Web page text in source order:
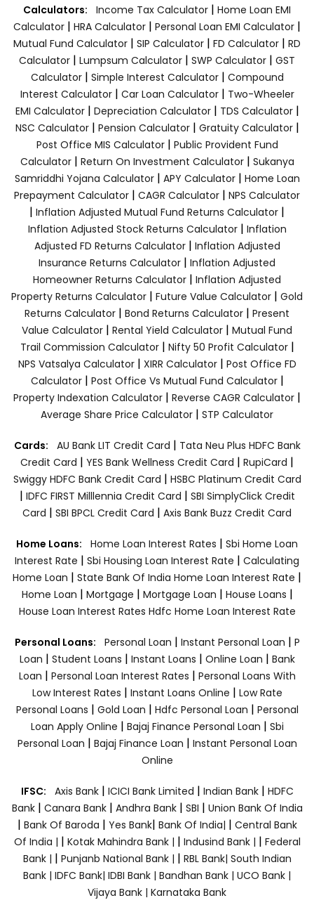
Calculators: Income Tax Calculator | Home Loan EMI
Calculator | HRA Calculator | Personal Loan EMI Calculator |
Mutual Fund Calculator | SIP Calculator | FD Calculator | RD
Calculator | Lumpsum Calculator | SWP Calculator | GST
Calculator| Simple Interest Calculator| Compound
Interest Calculator| Car Loan Calculator| Two-Wheeler
EMI Calculator| Depreciation Calculator| TDS Calculator|
NSC Calculator| Pension Calculator| Gratuity Calculator|
Post Office MIS Calculator| Public Provident Fund
Calculator| Return On Investment Calculator| Sukanya
Samriddhi Yojana Calculator| APY Calculator| Home Loan
Prepayment Calculator | CAGR Calculator | NPS Calculator
| Inflation Adjusted Mutual Fund Returns Calculator |
Inflation Adjusted Stock Returns Calculator| Inflation
Adjusted FD Returns Calculator| Inflation Adjusted
Insurance Returns Calculator | Inflation Adjusted
Homeowner Returns Calculator | Inflation Adjusted
Property Returns Calculator | Future Value Calculator | Gold
Returns Calculator | Bond Returns Calculator | Present
Value Calculator | Rental Yield Calculator | Mutual Fund
Trail Commission Calculator| Nifty 50 Profit Calculator|
NPS Vatsalya Calculator| XIRR Calculator| Post Office FD
Calculator| Post Office Vs Mutual Fund Calculator|
Property Indexation Calculator | Reverse CAGR Calculator |
Average Share Price Calculator | STP Calculator
Cards: AU Bank LIT Credit Card | Tata Neu Plus HDFC Bank
Credit Card | YES Bank Wellness Credit Card | RupiCard |
Swiggy HDFC Bank Credit Card | HSBC Platinum Credit Card
| IDFC FIRST Milllennia Credit Card | SBI SimplyClick Credit
Card | SBI BPCL Credit Card | Axis Bank Buzz Credit Card
Home Loans: Home Loan Interest Rates | Sbi Home Loan
Interest Rate | Sbi Housing Loan Interest Rate | Calculating
Home Loan | State Bank Of India Home Loan Interest Rate |
Home Loan | Mortgage | Mortgage Loan | House Loans |
House Loan Interest Rates Hdfc Home Loan Interest Rate
Personal Loans: Personal Loan | Instant Personal Loan | P
Loan | Student Loans | Instant Loans | Online Loan | Bank
Loan | Personal Loan Interest Rates | Personal Loans With
Low Interest Rates | Instant Loans Online | Low Rate
Personal Loans | Gold Loan | Hdfc Personal Loan | Personal
Loan Apply Online | Bajaj Finance Personal Loan | Sbi
Personal Loan | Bajaj Finance Loan | Instant Personal Loan
Online
IFSC: Axis Bank | ICICI Bank Limited | Indian Bank | HDFC
Bank| Canara Bank | Andhra Bank| SBI | Union Bank Of India
| Bank Of Baroda | Yes Bank| Bank Of India| | Central Bank
Of India | | Kotak Mahindra Bank | | Indusind Bank | | Federal
Bank | | Punjanb National Bank | | RBL Bank| South Indian
Bank | IDFC Bank| IDBI Bank | Bandhan Bank | UCO Bank |
Vijaya Bank | Karnataka Bank